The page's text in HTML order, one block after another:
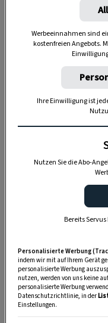
Daniela und
wie sie
seiner Sennerei
Käse und Butter
Arche des
erwerben kann.
auch die
eingeschnittene
(Preiselbeersaft).
Werbeeinnahmen sind
kostenfreien Angebots.
Ihre Einwilligung ist
Nutzen Sie die Abo-
Bereits
Personalisierte Werbung
indem wir mit auf Ihrem Gerät
personalisierte Werbung
nutzen, werden von uns keine
personalisierte Werbung
Datenschutzrichtlinie, in der
Einstellungen.